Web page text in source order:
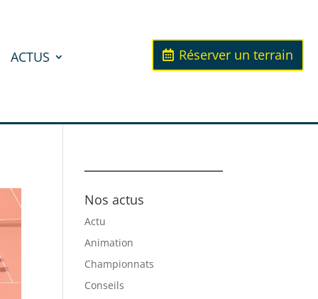
ACTUS Réserver un terrain
Nos actus
Actu
Animation
Championnats
Conseils